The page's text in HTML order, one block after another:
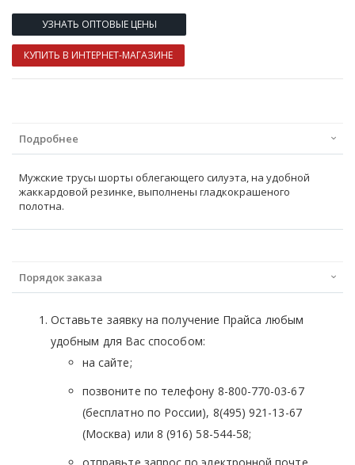
УЗНАТЬ ОПТОВЫЕ ЦЕНЫ
КУПИТЬ В ИНТЕРНЕТ-МАГАЗИНЕ
Подробнее
Мужские трусы шорты облегающего силуэта, на удобной
жаккардовой резинке, выполнены гладкокрашеного
полотна.
Порядок заказа
Оставьте заявку на получение Прайса любым
удобным для Вас способом:
на сайте;
позвоните по телефону 8-800-770-03-67
(бесплатно по России), 8(495) 921-13-67
(Москва) или 8 (916) 58-544-58;